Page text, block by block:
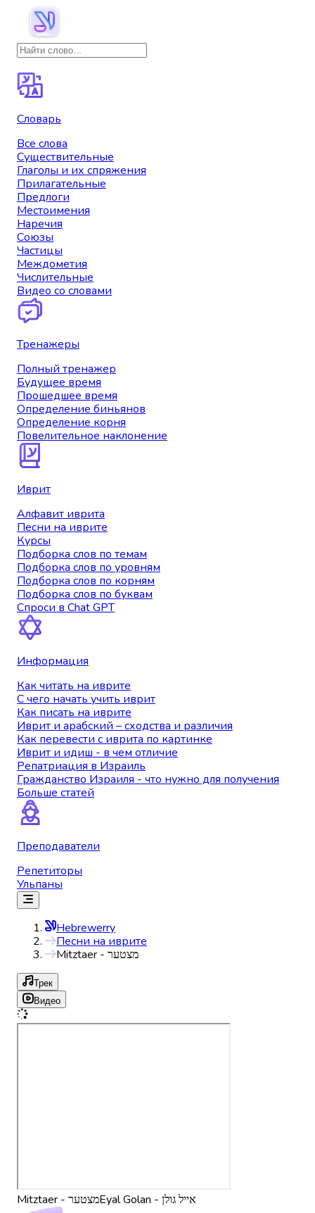
Словарь
Все слова
Существительные
Глаголы и их спряжения
Прилагательные
Предлоги
Местоимения
Наречия
Союзы
Частицы
Междометия
Числительные
Видео со словами
Тренажеры
Полный тренажер
Будущее время
Прошедшее время
Определение биньянов
Определение корня
Повелительное наклонение
Иврит
Алфавит иврита
Песни на иврите
Курсы
Подборка слов по темам
Подборка слов по уровням
Подборка слов по корням
Подборка слов по буквам
Спроси в Chat GPT
Информация
Как читать на иврите
С чего начать учить иврит
Как писать на иврите
Иврит и арабский – сходства и различия
Как перевести с иврита по картинке
Иврит и идиш - в чем отличие
Репатриация в Израиль
Гражданство Израиля - что нужно для получения
Больше статей
Преподаватели
Репетиторы
Ульпаны
Hebrewerry
Песни на иврите
Mitztaer - מצטער
Трек
Видео
Mitztaer - מצטער Eyal Golan - אייל גולן